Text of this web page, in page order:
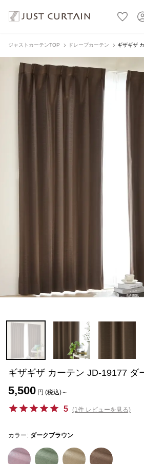
ジャストカーテンTOP ドレープカーテン ギザギザ
ギザギザ カーテン JD-19177 ダ
5,500 円 (税込)～
5 (1件 レビューを見る)
カラー: ダークブラウン